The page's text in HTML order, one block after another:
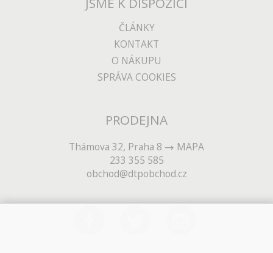
ČLÁNKY
KONTAKT
O NÁKUPU
SPRÁVA COOKIES
PRODEJNA
Thámova 32, Praha 8
MAPA
233 355 585
obchod@dtpobchod.cz